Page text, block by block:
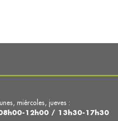
lunes, miércoles, jueves :
12h00 / 13h30-17h30